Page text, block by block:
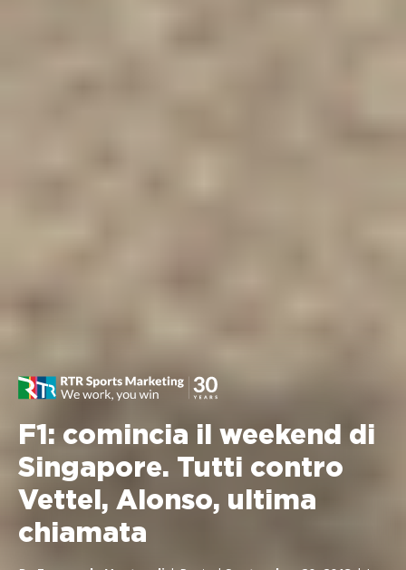
F1: comincia il weekend di
Singapore. Tutti contro
Vettel, Alonso, ultima
chiamata